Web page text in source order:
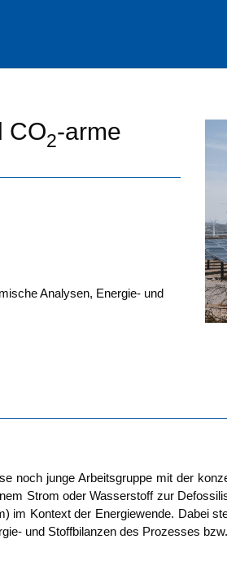
CO2-arme
Ana­ly­sen, Ener­gie- und
noch jun­ge Arbeits­grup­pe mit der
Strom oder Was­ser­stoff zur
im Kon­text der Ener­gie­wen­de. Dabei
und Stoff­bi­lan­zen des Pro­zes­ses